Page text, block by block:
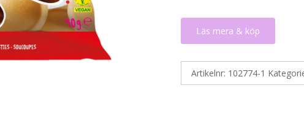
Läs mera & köp
Artikelnr: 102774-1